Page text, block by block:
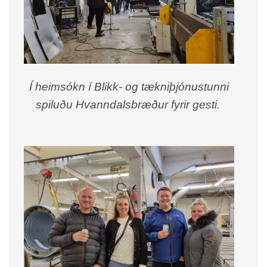
Í heimsókn í Blikk- og tækniþjónustunni
spiluðu Hvanndalsbræður fyrir gesti.